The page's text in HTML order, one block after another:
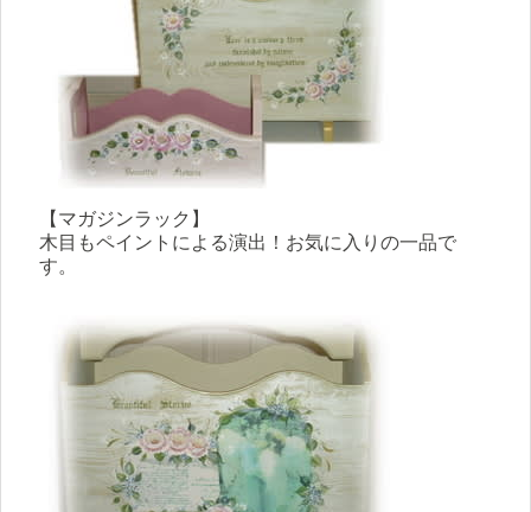
【マガジンラック】
木目もペイントによる演出！お気に入りの一品で
す。